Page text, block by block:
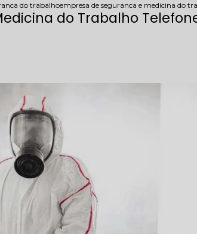
do trabalhoempresa de seguranca e medicina do
do Trabalho